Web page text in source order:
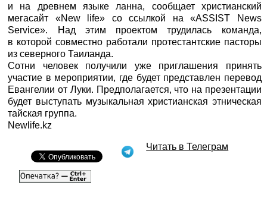
и на древнем языке ланна, сообщает христианский
мегасайт «New life» со ссылкой на «ASSIST News
Service». Над этим проектом трудилась команда,
в которой совместно работали протестантские пасторы
из северного Таиланда.
Сотни человек получили уже приглашения принять
участие в мероприятии, где будет представлен перевод
Евангелии от Луки. Предполагается, что на презентации
будет выступать музыкальная христианская этническая
тайская группа.
Newlife.kz
Читать в Телеграм